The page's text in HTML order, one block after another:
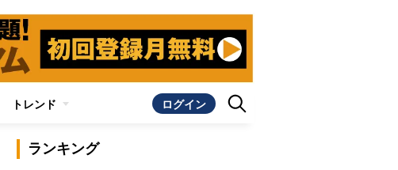
トレンド ログイン
ランキング